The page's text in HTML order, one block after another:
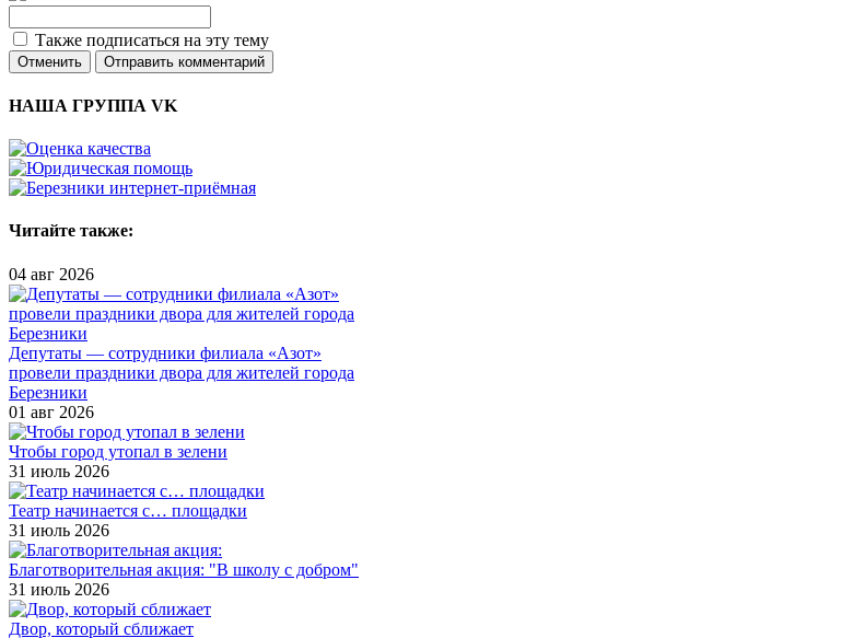
Также подписаться на эту тему
Отменить Отправить комментарий
НАША ГРУППА VK
Читайте также:
04 авг 2026
Депутаты — сотрудники филиала «Азот»
провели праздники двора для жителей города
Березники
01 авг 2026
Чтобы город утопал в зелени
31 июль 2026
Театр начинается с… площадки
31 июль 2026
Благотворительная акция: "В школу с добром"
31 июль 2026
Двор, который сближает